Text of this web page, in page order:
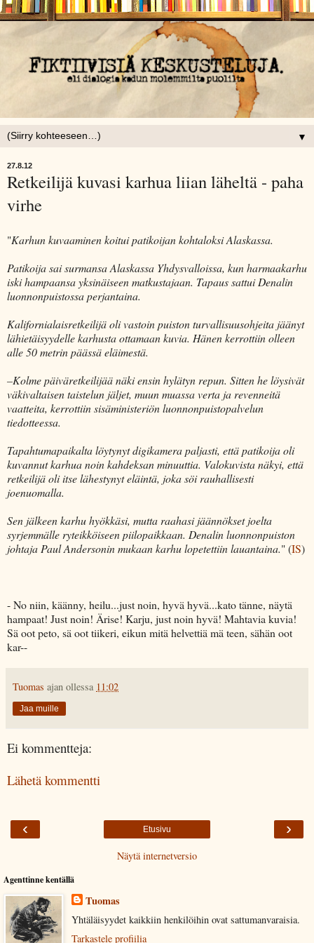
▼
27.8.12
Retkeilijä kuvasi karhua liian läheltä - paha
virhe
"Karhun kuvaaminen koitui patikoijan kohtaloksi Alaskassa.
Patikoija sai surmansa Alaskassa Yhdysvalloissa, kun harmaakarhu
iski hampaansa yksinäiseen matkustajaan. Tapaus sattui Denalin
luonnonpuistossa perjantaina.
Kalifornialaisretkeilijä oli vastoin puiston turvallisuusohjeita jäänyt
lähietäisyydelle karhusta ottamaan kuvia. Hänen kerrottiin olleen
alle 50 metrin päässä eläimestä.
–Kolme päiväretkeilijää näki ensin hylätyn repun. Sitten he löysivät
väkivaltaisen taistelun jäljet, muun muassa verta ja revenneitä
vaatteita, kerrottiin sisäministeriön luonnonpuistopalvelun
tiedotteessa.
Tapahtumapaikalta löytynyt digikamera paljasti, että patikoija oli
kuvannut karhua noin kahdeksan minuuttia. Valokuvista näkyi, että
retkeilijä oli itse lähestynyt eläintä, joka söi rauhallisesti
joenuomalla.
Sen jälkeen karhu hyökkäsi, mutta raahasi jäännökset joelta
syrjemmälle ryteikköiseen piilopaikkaan. Denalin luonnonpuiston
johtaja Paul Andersonin mukaan karhu lopetettiin lauantaina." (IS)
- No niin, käänny, heilu...just noin, hyvä hyvä...kato tänne, näytä
hampaat! Just noin! Ärise! Karju, just noin hyvä! Mahtavia kuvia!
Sä oot peto, sä oot tiikeri, eikun mitä helvettiä mä teen, sähän oot
kar--
Tuomas ajan ollessa 11:02
Jaa muille
Ei kommentteja:
Lähetä kommentti
‹ ›
Etusivu
Näytä internetversio
Agenttinne kentällä
Tuomas
Yhtäläisyydet kaikkiin henkilöihin ovat sattumanvaraisia.
Tarkastele profiilia